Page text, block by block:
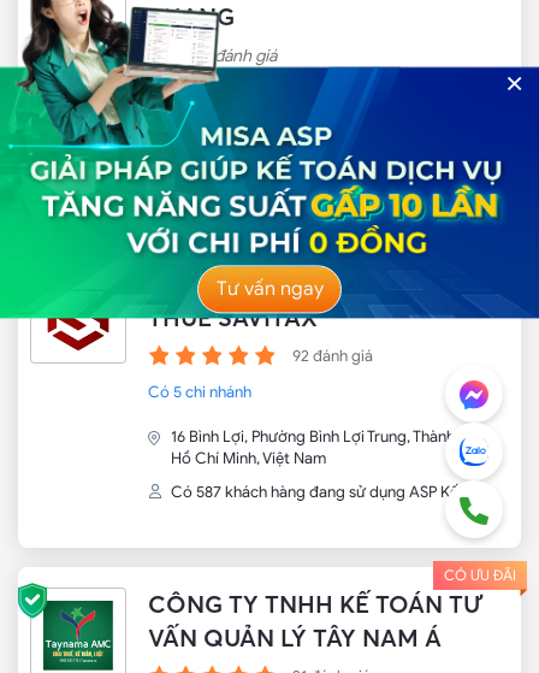
Tư vấn ngay
×
KHANG
Chưa có đánh giá
Có 2 chi nhánh
Phường Láng Thượng, Quận Đống Đa, Hà Nội
Có 849 khách hàng đang sử dụng ASP Kế toán
CÔNG TY CỔ PHẦN TƯ VẤN
THUẾ SAVITAX
92 đánh giá
Có 5 chi nhánh
16 Bình Lợi, Phường Bình Lợi Trung, Thành phố
Hồ Chí Minh, Việt Nam
Có 587 khách hàng đang sử dụng ASP Kế toán
CÓ ƯU ĐÃI
CÔNG TY TNHH KẾ TOÁN TƯ
VẤN QUẢN LÝ TÂY NAM Á